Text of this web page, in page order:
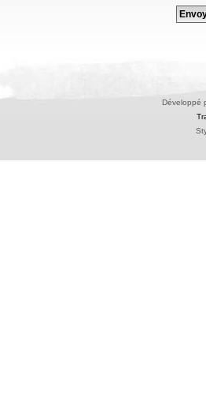
Développé